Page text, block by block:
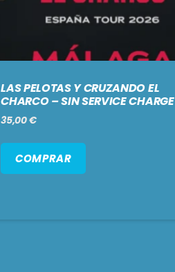
LAS PELOTAS Y CRUZANDO EL
CHARCO – SIN SERVICE CHARGE
35,00€
COMPRAR